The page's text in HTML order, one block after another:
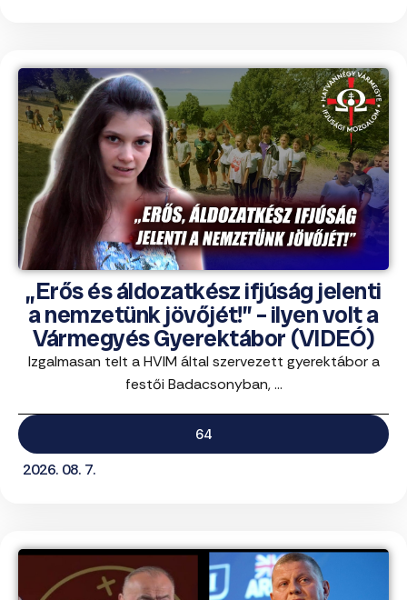
„Erős és áldozatkész ifjúság jelenti
a nemzetünk jövőjét!” – ilyen volt a
Vármegyés Gyerektábor (VIDEÓ)
Izgalmasan telt a HVIM által szervezett gyerektábor a
festői Badacsonyban, ...
64
2026. 08. 7.